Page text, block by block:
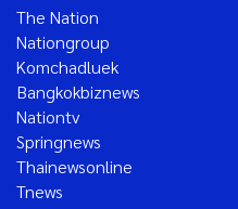
The Nation
Nationgroup
Komchadluek
Bangkokbiznews
Nationtv
Springnews
Thainewsonline
Tnews